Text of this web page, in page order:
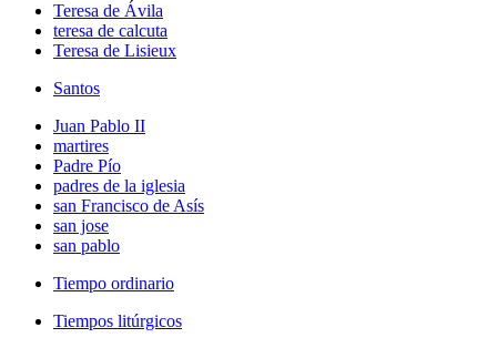
Teresa de Ávila
teresa de calcuta
Teresa de Lisieux
Santos
Juan Pablo II
martires
Padre Pío
padres de la iglesia
san Francisco de Asís
san jose
san pablo
Tiempo ordinario
Tiempos litúrgicos